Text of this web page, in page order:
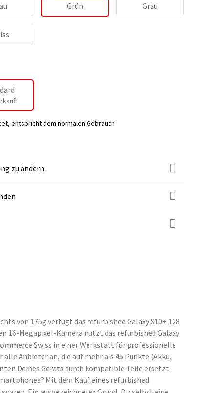
Grün Grau
entspricht dem normalen Gebrauch
zu ändern
von 175g verfügt das refurbished Galaxy S10+ 128
16-Megapixel-Kamera nutzt das refurbished Galaxy
Swiss in einer Werkstatt für professionelle
Anbieter an, die auf mehr als 45 Punkte (Akku,
Deines Geräts durch kompatible Teile ersetzt.
Mit dem Kauf eines refurbished